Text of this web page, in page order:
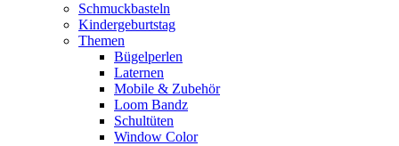
Schmuckbasteln
Kindergeburtstag
Themen
Bügelperlen
Laternen
Mobile & Zubehör
Loom Bandz
Schultüten
Window Color